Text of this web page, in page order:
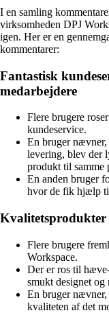
I en samling
virksomheden DPJ
igen. Her er en
kommentarer:
Fantastisk
medarbejdere
Flere brugere
kundeservice.
En bruger nævner,
levering, blev der
produkt til samme
En anden bruger
hvor de fik hjælp
Kvalitetsprodukter
Flere brugere
Workspace.
Der er ros til
smukt designet og
En bruger
kvaliteten af det